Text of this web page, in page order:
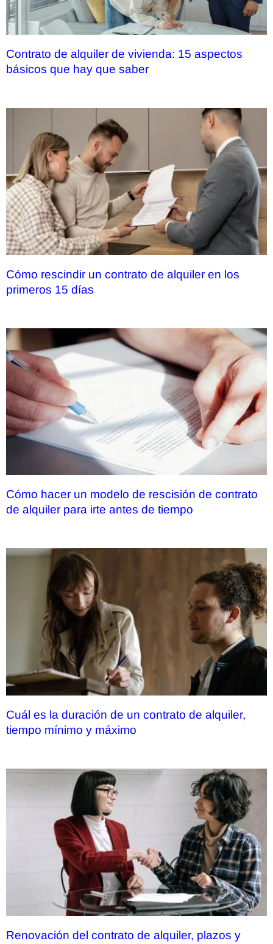
Contrato de alquiler de vivienda: 15 aspectos
básicos que hay que saber
Cómo rescindir un contrato de alquiler en los
primeros 15 días
Cómo hacer un modelo de rescisión de contrato
de alquiler para irte antes de tiempo
Cuál es la duración de un contrato de alquiler,
tiempo mínimo y máximo
Renovación del contrato de alquiler, plazos y